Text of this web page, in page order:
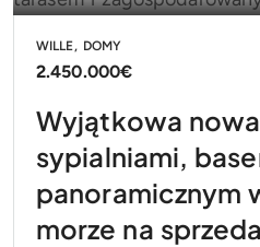
WILLE, DOMY
2.450.000€
Wyjątkowa
sypialniami,
panoramicznym
morze na